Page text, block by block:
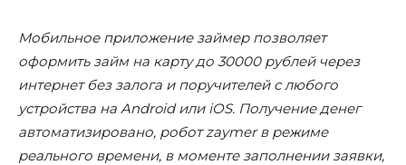
Мобильное приложение займер позволяет
оформить займ на карту до 30000 рублей через
интернет без залога и поручителей с любого
устройства на Android или iOS. Получение денег
автоматизировано, робот zaymer в режиме
реального времени, в моменте заполнении заявки,